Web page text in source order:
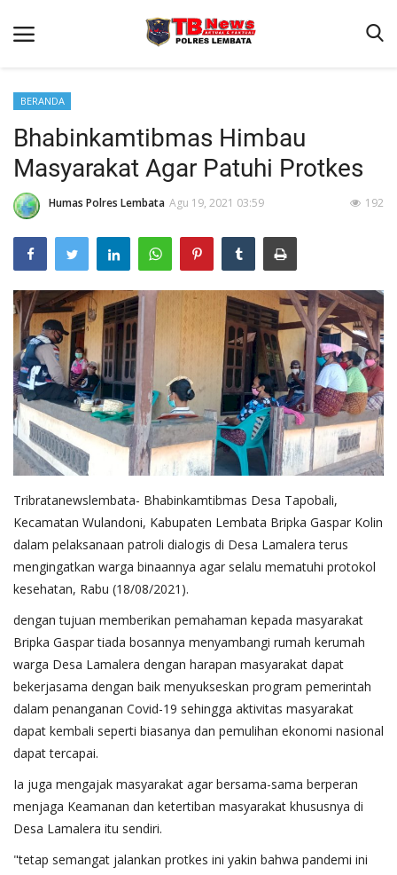
Beranda
Binkam
Terms & Conditions
Giat Ops
Reskrim
Polisi Kita
Lantas
BERANDA
Bhabinkamtibmas Himbau
Masyarakat Agar Patuhi Protkes
Humas Polres Lembata Agu 19, 2021 03:59 192
Tribratanewslembata- Bhabinkamtibmas Desa Tapobali,
Kecamatan Wulandoni, Kabupaten Lembata Bripka Gaspar Kolin
dalam pelaksanaan patroli dialogis di Desa Lamalera terus
mengingatkan warga binaannya agar selalu mematuhi protokol
kesehatan, Rabu (18/08/2021).
dengan tujuan memberikan pemahaman kepada masyarakat
Bripka Gaspar tiada bosannya menyambangi rumah kerumah
warga Desa Lamalera dengan harapan masyarakat dapat
bekerjasama dengan baik menyukseskan program pemerintah
dalam penanganan Covid-19 sehingga aktivitas masyarakat
dapat kembali seperti biasanya dan pemulihan ekonomi nasional
dapat tercapai.
Ia juga mengajak masyarakat agar bersama-sama berperan
menjaga Keamanan dan ketertiban masyarakat khususnya di
Desa Lamalera itu sendiri.
"tetap semangat jalankan protkes ini yakin bahwa pandemi ini